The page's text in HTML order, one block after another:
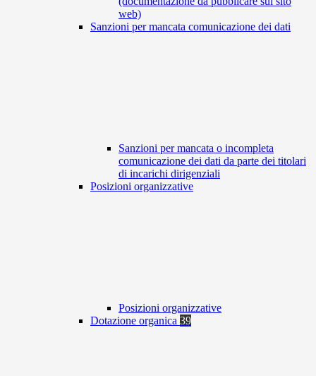
web)
Sanzioni per mancata comunicazione dei dati
Sanzioni per mancata o incompleta
comunicazione dei dati da parte dei titolari
di incarichi dirigenziali
Posizioni organizzative
Posizioni organizzative
Dotazione organica 39